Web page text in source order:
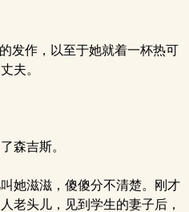
发作，以至于她就着一杯热可
夫。
森吉斯。
她滋滋，傻傻分不清楚。刚才
老头儿，见到学生的妻子后，